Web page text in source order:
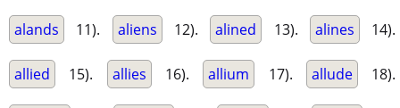
alands 11). aliens 12). alined 13). alines 14).
allied 15). allies 16). allium 17). allude 18).